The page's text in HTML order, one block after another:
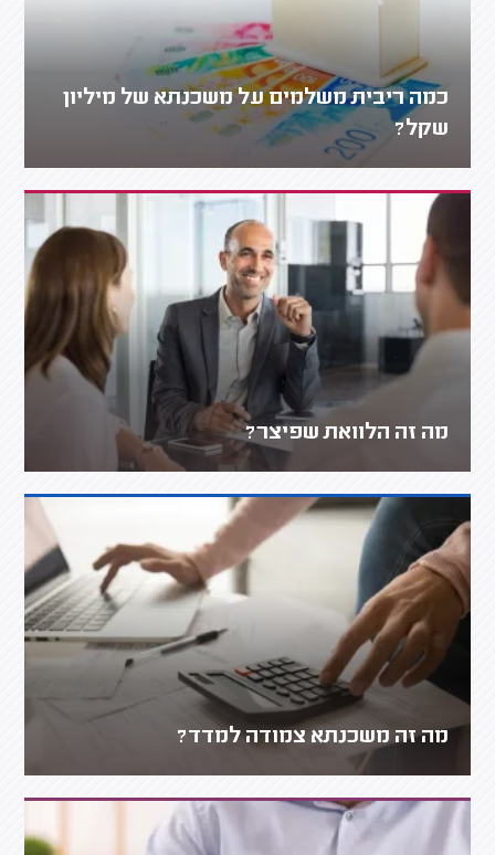
כמה ריבית משלמים על משכנתא של מיליון
שקל?
מה זה הלוואת שפיצר?
מה זה משכנתא צמודה למדד?